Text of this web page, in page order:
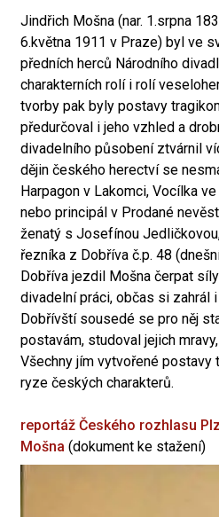
Jindřich Mošna (nar. 1.srpna
6.května 1911 v Praze) byl ve
předních herců Národního
charakterních rolí i rolí
tvorby pak byly postavy
předurčoval i jeho vzhled a
divadelního působení ztvárnil
dějin českého herectví se
Harpagon v Lakomci, Vocílka
nebo principál v Prodané
ženatý s Josefínou
řezníka z Dobříva č.p. 48
Dobříva jezdil Mošna čerpat
divadelní práci, občas si zahrál
Dobřívští sousedé se pro něj
postavám, studoval jejich
Všechny jím vytvořené postavy
ryze českých charakterů.
reportáž Českého rozhlasu
Mošna (dokument ke stažení)